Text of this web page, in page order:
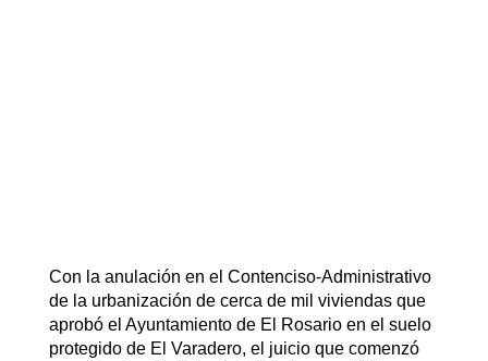
Con la anulación en el Contenciso-Administrativo
de la urbanización de cerca de mil viviendas que
aprobó el Ayuntamiento de El Rosario en el suelo
protegido de El Varadero, el juicio que comenzó